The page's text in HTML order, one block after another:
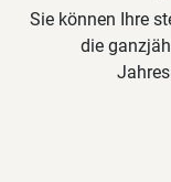
Sie können Ihre
die